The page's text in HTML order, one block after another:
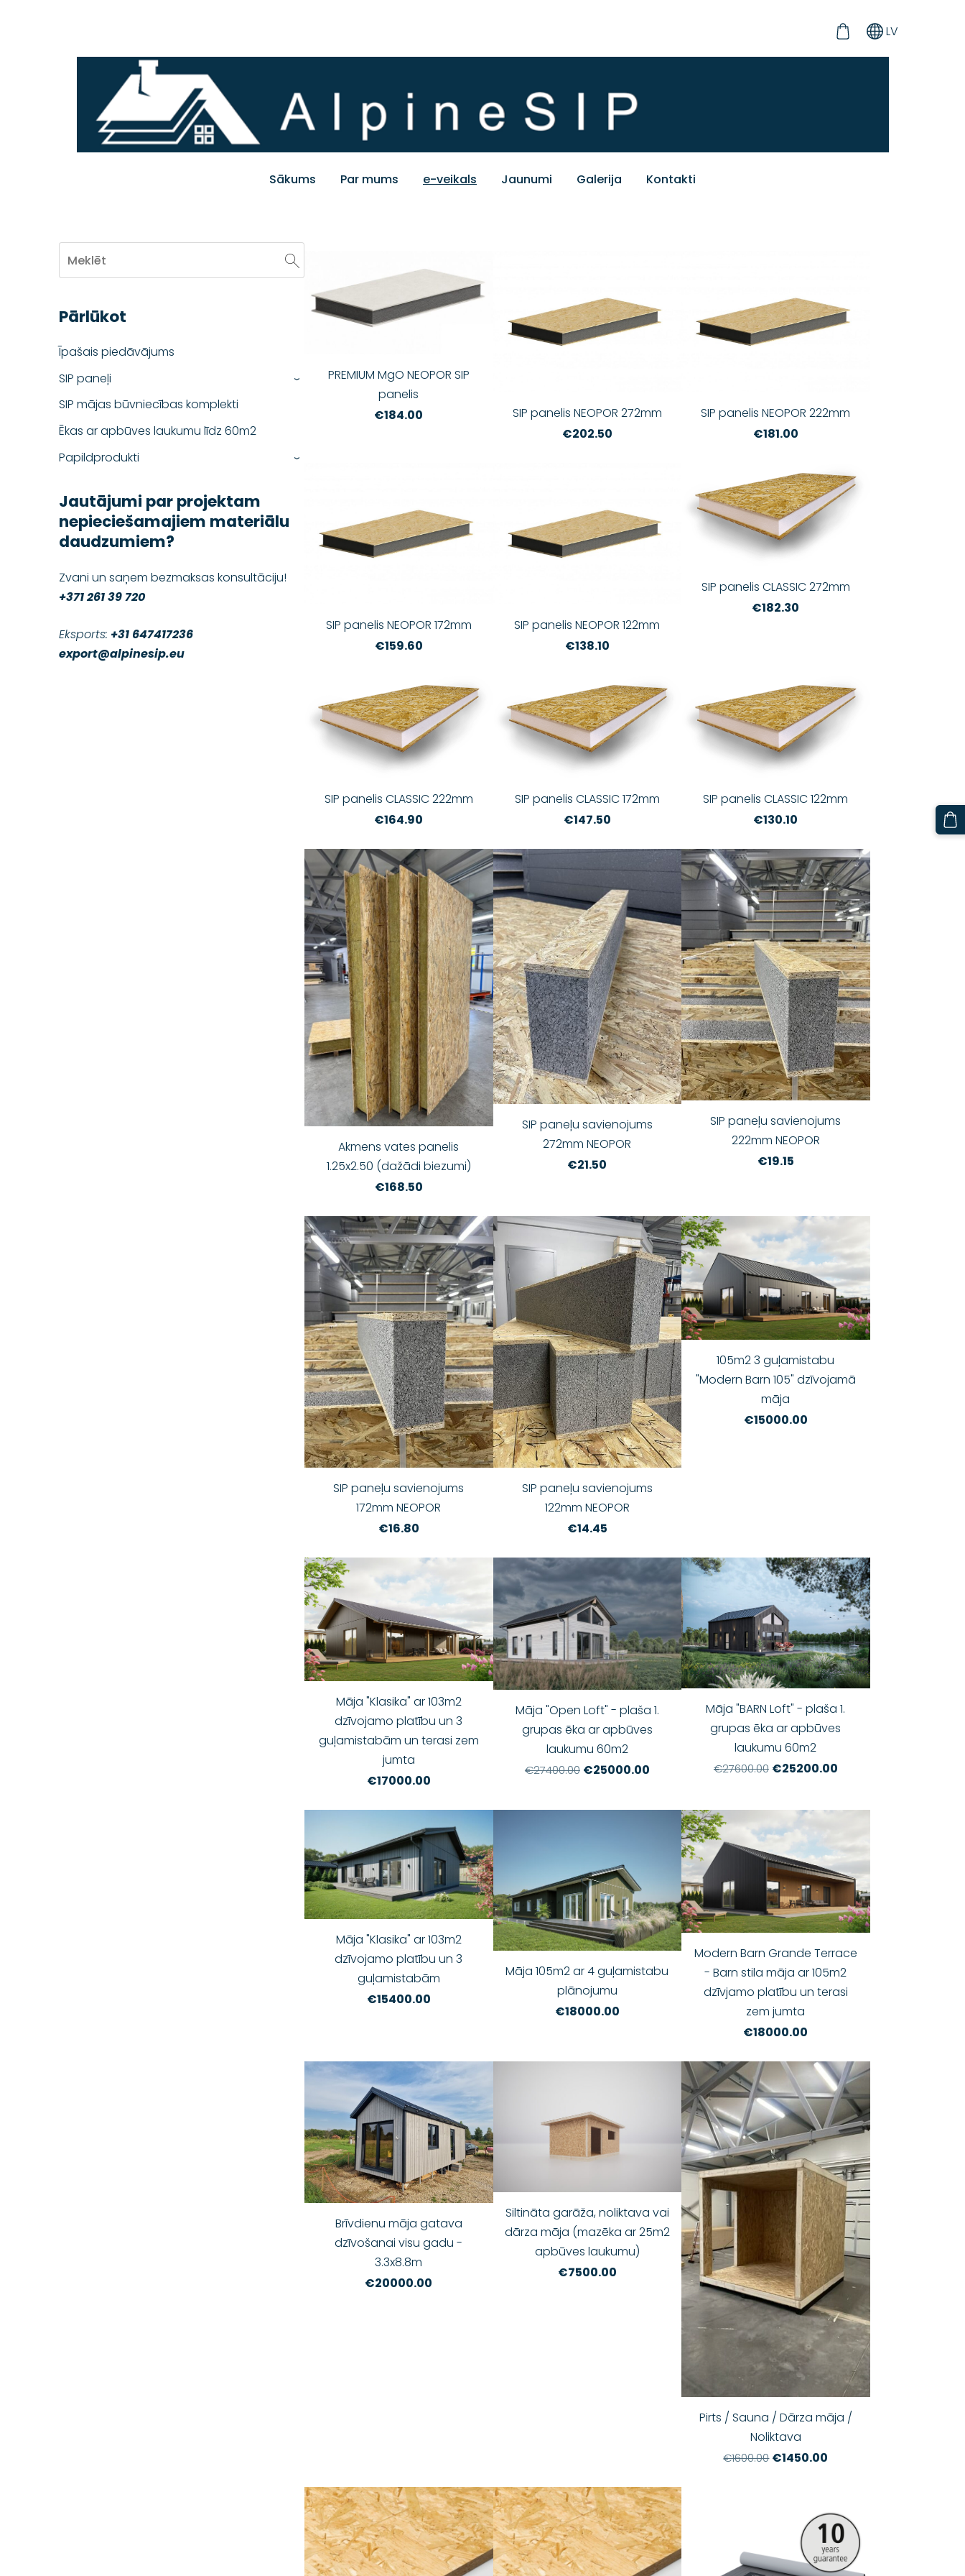
Sākums Par mums e-veikals Jaunumi Galerija Kontakti
LV
Pārlūkot
Īpašais piedāvājums
SIP paneļi
›
SIP mājas būvniecības komplekti
Ēkas ar apbūves laukumu līdz 60m2
Papildprodukti
›
Jautājumi par projektam
nepieciešamajiem materiālu
daudzumiem?
Zvani un saņem bezmaksas konsultāciju!
+371 261 39 720
Eksports: +31 647417236
export@alpinesip.eu
PREMIUM MgO NEOPOR SIP
panelis
€184.00
SIP panelis NEOPOR 272mm
€202.50
SIP panelis NEOPOR 222mm
€181.00
SIP panelis NEOPOR 172mm
€159.60
SIP panelis NEOPOR 122mm
€138.10
SIP panelis CLASSIC 272mm
€182.30
SIP panelis CLASSIC 222mm
€164.90
SIP panelis CLASSIC 172mm
€147.50
SIP panelis CLASSIC 122mm
€130.10
Akmens vates panelis
1.25x2.50 (dažādi biezumi)
€168.50
SIP paneļu savienojums
272mm NEOPOR
€21.50
SIP paneļu savienojums
222mm NEOPOR
€19.15
SIP paneļu savienojums
172mm NEOPOR
€16.80
SIP paneļu savienojums
122mm NEOPOR
€14.45
105m2 3 guļamistabu
"Modern Barn 105" dzīvojamā
māja
€15000.00
Māja "Klasika" ar 103m2
dzīvojamo platību un 3
guļamistabām un terasi zem
jumta
€17000.00
Māja "Open Loft" - plaša 1.
grupas ēka ar apbūves
laukumu 60m2
€27400.00 €25000.00
Māja "BARN Loft" - plaša 1.
grupas ēka ar apbūves
laukumu 60m2
€27600.00 €25200.00
Māja "Klasika" ar 103m2
dzīvojamo platību un 3
guļamistabām
€15400.00
Māja 105m2 ar 4 guļamistabu
plānojumu
€18000.00
Modern Barn Grande Terrace
- Barn stila māja ar 105m2
dzīvjamo platību un terasi
zem jumta
€18000.00
Brīvdienu māja gatava
dzīvošanai visu gadu -
3.3x8.8m
€20000.00
Siltināta garāža, noliktava vai
dārza māja (mazēka ar 25m2
apbūves laukumu)
€7500.00
Pirts / Sauna / Dārza māja /
Noliktava
€1600.00 €1450.00